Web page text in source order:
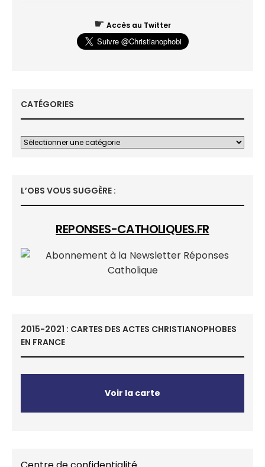
☛ Accès au Twitter
CATÉGORIES
L’OBS VOUS SUGGÈRE :
REPONSES-CATHOLIQUES.FR
2015-2021 : CARTES DES ACTES CHRISTIANOPHOBES
EN FRANCE
Voir la carte